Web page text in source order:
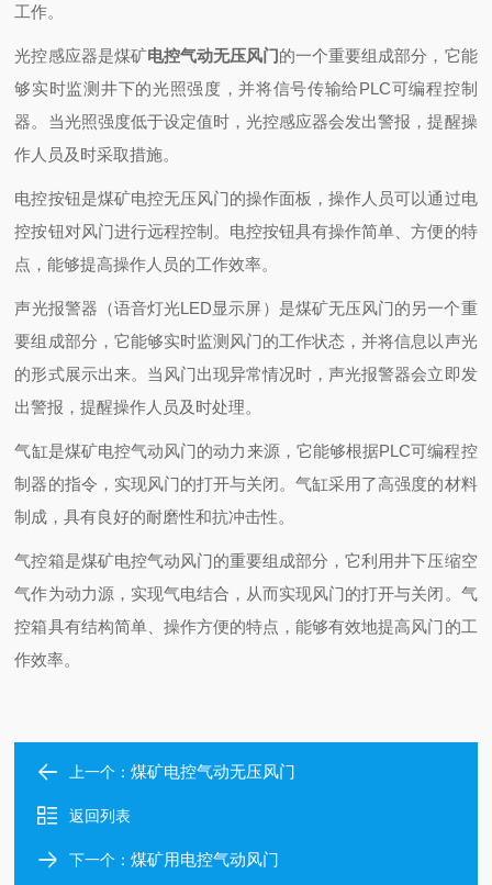
工作。
光控感应器是煤矿电控气动无压风门的一个重要组成部分，它能
够实时监测井下的光照强度，并将信号传输给PLC可编程控制
器。当光照强度低于设定值时，光控感应器会发出警报，提醒操
作人员及时采取措施。
电控按钮是煤矿电控无压风门的操作面板，操作人员可以通过电
控按钮对风门进行远程控制。电控按钮具有操作简单、方便的特
点，能够提高操作人员的工作效率。
声光报警器（语音灯光LED显示屏）是煤矿无压风门的另一个重
要组成部分，它能够实时监测风门的工作状态，并将信息以声光
的形式展示出来。当风门出现异常情况时，声光报警器会立即发
出警报，提醒操作人员及时处理。
气缸是煤矿电控气动风门的动力来源，它能够根据PLC可编程控
制器的指令，实现风门的打开与关闭。气缸采用了高强度的材料
制成，具有良好的耐磨性和抗冲击性。
气控箱是煤矿电控气动风门的重要组成部分，它利用井下压缩空
气作为动力源，实现气电结合，从而实现风门的打开与关闭。气
控箱具有结构简单、操作方便的特点，能够有效地提高风门的工
作效率。
上一个：煤矿电控气动无压风门
返回列表
下一个：煤矿用电控气动风门